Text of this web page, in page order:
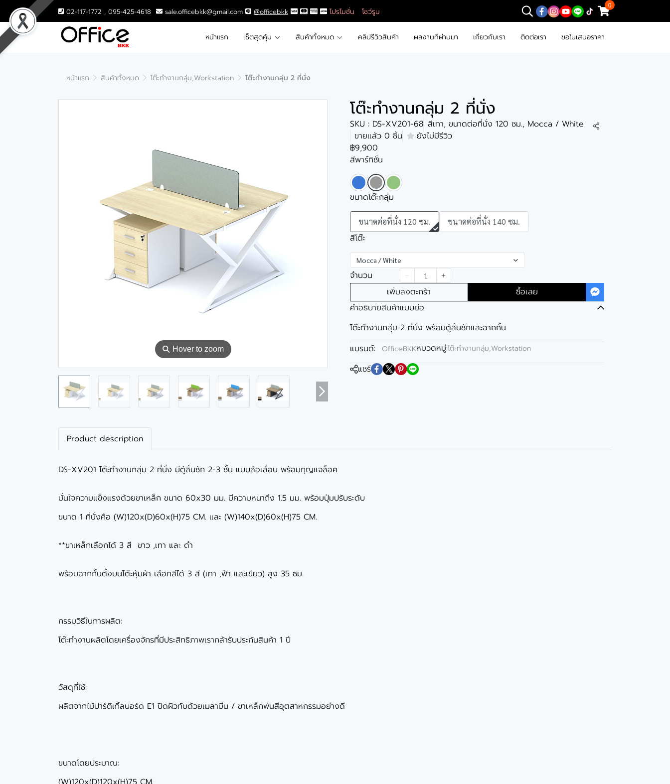
02-117-1772 , 095-425-4618 sale.officebkk@gmail.com @officebkk โปรโมชั่น โชว์รูม
0
หน้าแรก เซ็ตสุดคุ้ม สินค้าทั้งหมด คลิปรีวิวสินค้า ผลงานที่ผ่านมา เกี่ยวกับเรา ติดต่อเรา ขอใบเสนอราคา
หน้าแรก สินค้าทั้งหมด โต๊ะทำงานกลุ่ม,Workstation โต๊ะทำงานกลุ่ม 2 ที่นั่ง
⚲ Hover to zoom
โต๊ะทำงานกลุ่ม 2 ที่นั่ง
SKU : DS-XV201-68 สีเทา, ขนาดต่อที่นั่ง 120 ซม., Mocca / White
ขายแล้ว 0 ชิ้น
ยังไม่มีรีวิว
แชร์
฿9,900
สีพาร์ทิชั่น
ขนาดโต๊ะกลุ่ม
ขนาดต่อที่นั่ง 120 ซม. ขนาดต่อที่นั่ง 140 ซม.
สีโต๊ะ
Mocca / White
จำนวน
เพิ่มลงตะกร้า
ซื้อเลย
คำอธิบายสินค้าแบบย่อ
โต๊ะทำงานกลุ่ม 2 ที่นั่ง พร้อมตู้ลิ้นชักและฉากกั้น
แบรนด์:
OfficeBKKหมวดหมู่:โต๊ะทำงานกลุ่ม,Workstation
แชร์
Product description
DS-XV201 โต๊ะทำงานกลุ่ม 2 ที่นั่ง มีตู้ลิ้นชัก 2-3 ชั้น แบบล้อเลื่อน พร้อมกุญแจล็อค
มั่นใจความแข็งแรงด้วยขาเหล็ก ขนาด 60x30 มม. มีความหนาถึง 1.5 มม. พร้อมปุ่มปรับระดับ
ขนาด 1 ที่นั่งคือ (W)120x(D)60x(H)75 CM. และ (W)140x(D)60x(H)75 CM.
**ขาเหล็กเลือกได้ 3 สี ขาว ,เทา และ ดำ
พร้อมฉากกั้นตั้งบนโต๊ะหุ้มผ้า เลือกสีได้ 3 สี (เทา ,ฟ้า และเขียว) สูง 35 ซม.
กรรมวิธีในการผลิต:
โต๊ะทำงานผลิตโดยเครื่องจักรที่มีประสิทธิภาพเรากล้ารับประกันสินค้า 1 ปี
วัสดุที่ใช้:
ผลิตจากไม้ปาร์ติเกิ้ลบอร์ด E1 ปิดผิวทับด้วยเมลามีน / ขาเหล็กพ่นสีอุตสาหกรรมอย่างดี
ขนาดโดยประมาณ: